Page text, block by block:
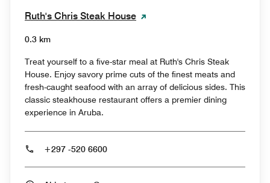
Ruth's Chris Steak House
0.3 km
Treat yourself to a five-star meal at Ruth's Chris Steak
House. Enjoy savory prime cuts of the finest meats and
fresh-caught seafood with an array of delicious sides. This
classic steakhouse restaurant offers a premier dining
experience in Aruba.
+297 -520 6600